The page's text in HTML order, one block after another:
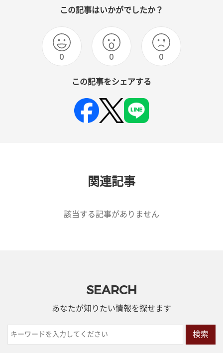
この記事はいかがでしたか？
0 0 0
この記事をシェアする
関連記事
該当する記事がありません
SEARCH
あなたが知りたい情報を探せます
検索